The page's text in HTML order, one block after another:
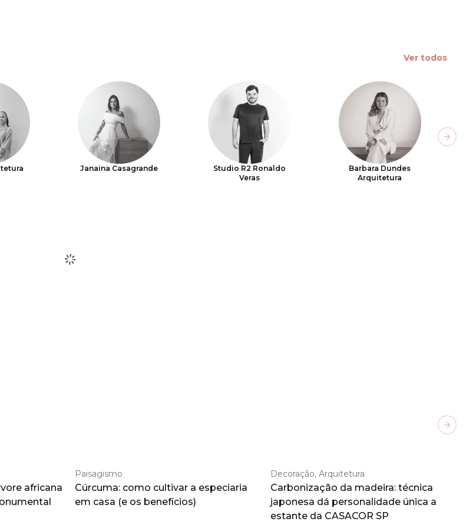
Ver todos
Janaina Casagrande
Studio R2 Ronaldo
Veras
Barbara Dundes
Arquitetura
africana
Paisagismo
Cúrcuma: como cultivar a especiaria
em casa (e os benefícios)
Decoração, Arquitetura
Carbonização da madeira: técnica
japonesa dá personalidade única a
estante da CASACOR SP